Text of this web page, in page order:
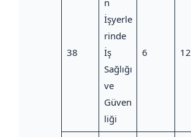
38
İşyerle
rinde
İş
Sağlığı
ve
Güven
liği
6 12